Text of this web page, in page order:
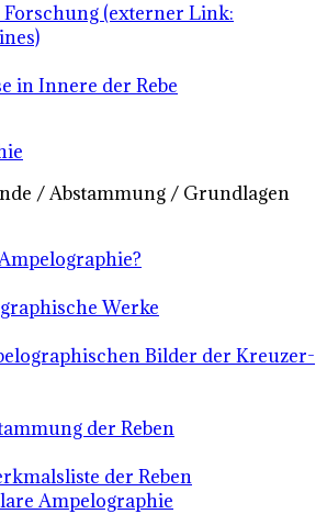
Forschung (externer Link:
in Innere der Rebe
/ Abstammung / Grundlagen
Werke
Bilder der Kreuzer-
der Reben
der Reben
Ampelographie